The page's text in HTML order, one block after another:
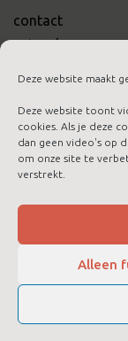
Deze website maakt
Deze website toont
cookies. Als je deze
dan geen video's op
om onze site te
verstrekt.
Alleen
contact
actueel
aanmelden
disclaimer
privacybeleid